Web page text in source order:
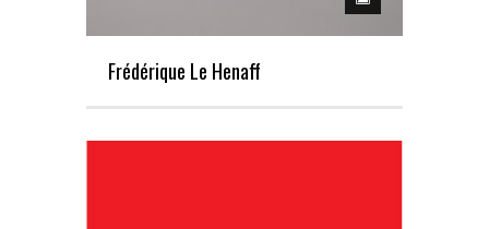
Frédérique Le Henaff